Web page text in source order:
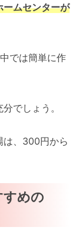
ームセンターが
では簡単に作
でしょう。
は、300円から
すめの